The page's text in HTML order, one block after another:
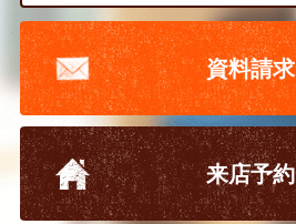
資料請求
来店予約